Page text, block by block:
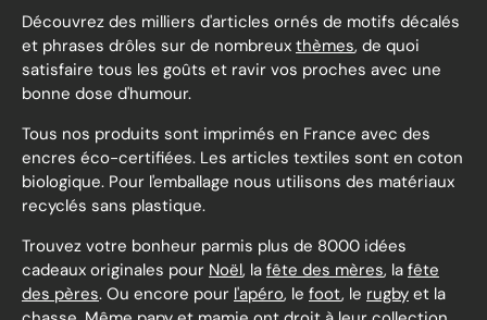
Découvrez des milliers d'articles ornés de motifs décalés
et phrases drôles sur de nombreux thèmes, de quoi
satisfaire tous les goûts et ravir vos proches avec une
bonne dose d'humour.
Tous nos produits sont imprimés en France avec des
encres éco-certifiées. Les articles textiles sont en coton
biologique. Pour l'emballage nous utilisons des matériaux
recyclés sans plastique.
Trouvez votre bonheur parmis plus de 8000 idées
cadeaux originales pour Noël, la fête des mères, la fête
des pères. Ou encore pour l'apéro, le foot, le rugby et la